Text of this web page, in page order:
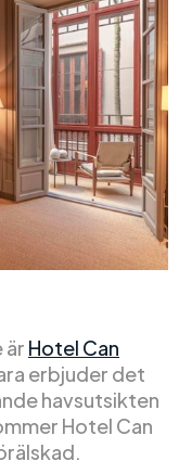
är Hotel Can
erbjuder det
havsutsikten
Hotel Can